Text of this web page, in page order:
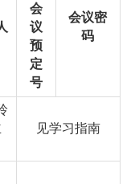
会
议
预
定
号
会议密
码
见学习指南